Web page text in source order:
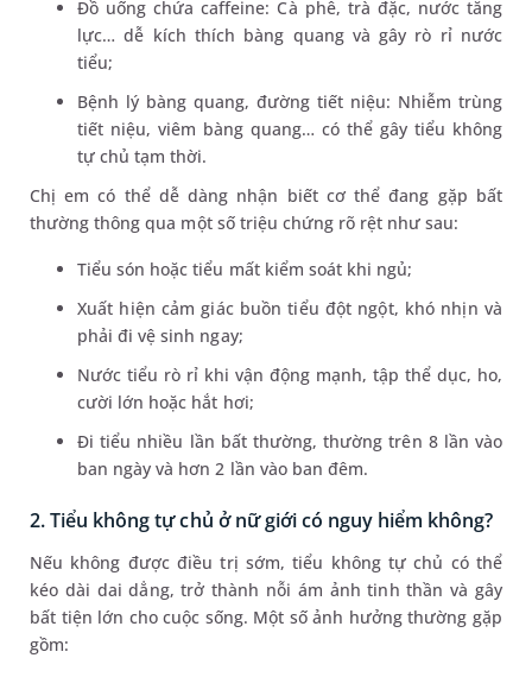
Đồ uống chứa caffeine: Cà phê, trà đặc, nước tăng
lực… dễ kích thích bàng quang và gây rò rỉ nước
tiểu;
Bệnh lý bàng quang, đường tiết niệu: Nhiễm trùng
tiết niệu, viêm bàng quang… có thể gây tiểu không
tự chủ tạm thời.
Chị em có thể dễ dàng nhận biết cơ thể đang gặp bất
thường thông qua một số triệu chứng rõ rệt như sau:
Tiểu són hoặc tiểu mất kiểm soát khi ngủ;
Xuất hiện cảm giác buồn tiểu đột ngột, khó nhịn và
phải đi vệ sinh ngay;
Nước tiểu rò rỉ khi vận động mạnh, tập thể dục, ho,
cười lớn hoặc hắt hơi;
Đi tiểu nhiều lần bất thường, thường trên 8 lần vào
ban ngày và hơn 2 lần vào ban đêm.
2. Tiểu không tự chủ ở nữ giới có nguy hiểm không?
Nếu không được điều trị sớm, tiểu không tự chủ có thể
kéo dài dai dẳng, trở thành nỗi ám ảnh tinh thần và gây
bất tiện lớn cho cuộc sống. Một số ảnh hưởng thường gặp
gồm: